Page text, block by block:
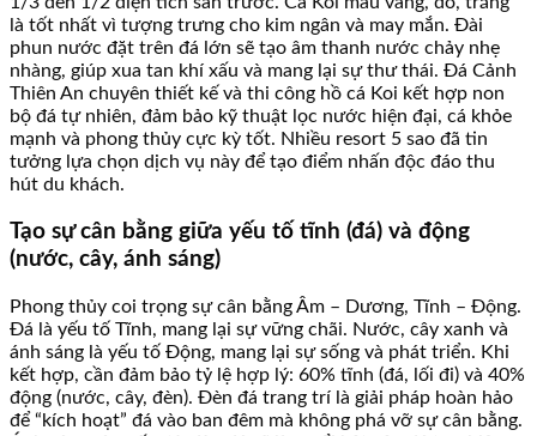
là tốt nhất vì tượng trưng cho kim ngân và may mắn. Đài
phun nước đặt trên đá lớn sẽ tạo âm thanh nước chảy nhẹ
nhàng, giúp xua tan khí xấu và mang lại sự thư thái. Đá Cảnh
Thiên An chuyên thiết kế và thi công hồ cá Koi kết hợp non
bộ đá tự nhiên, đảm bảo kỹ thuật lọc nước hiện đại, cá khỏe
mạnh và phong thủy cực kỳ tốt. Nhiều resort 5 sao đã tin
tưởng lựa chọn dịch vụ này để tạo điểm nhấn độc đáo thu
hút du khách.
Tạo sự cân bằng giữa yếu tố tĩnh (đá) và động
(nước, cây, ánh sáng)
Phong thủy coi trọng sự cân bằng Âm – Dương, Tĩnh – Động.
Đá là yếu tố Tĩnh, mang lại sự vững chãi. Nước, cây xanh và
ánh sáng là yếu tố Động, mang lại sự sống và phát triển. Khi
kết hợp, cần đảm bảo tỷ lệ hợp lý: 60% tĩnh (đá, lối đi) và 40%
động (nước, cây, đèn). Đèn đá trang trí là giải pháp hoàn hảo
để “kích hoạt” đá vào ban đêm mà không phá vỡ sự cân bằng.